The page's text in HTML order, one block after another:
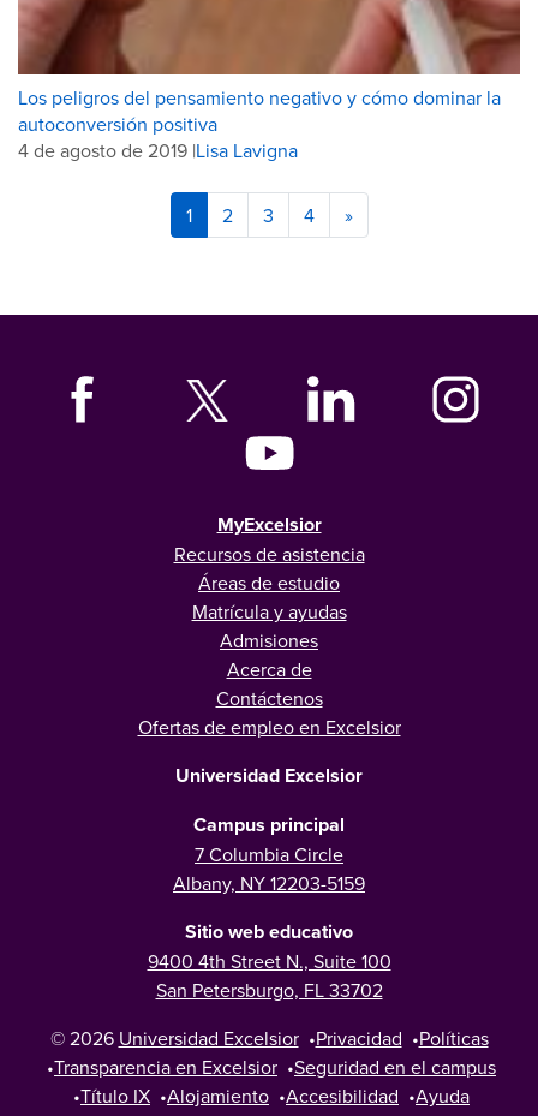
Los peligros del pensamiento negativo y cómo dominar la
autoconversión positiva
4 de agosto de 2019 |Lisa Lavigna
1 2 3 4 »
MyExcelsior
Recursos de asistencia
Áreas de estudio
Matrícula y ayudas
Admisiones
Acerca de
Contáctenos
Ofertas de empleo en Excelsior
Universidad Excelsior
Campus principal
7 Columbia Circle
Albany, NY 12203-5159
Sitio web educativo
9400 4th Street N., Suite 100
San Petersburgo, FL 33702
© 2026 Universidad Excelsior •Privacidad •Políticas
•Transparencia en Excelsior •Seguridad en el campus
•Título IX •Alojamiento •Accesibilidad •Ayuda